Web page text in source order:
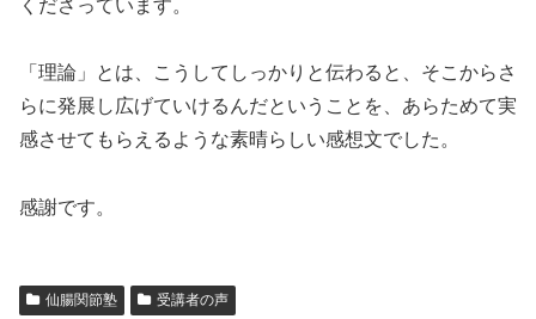
くださっています。
「理論」とは、こうしてしっかりと伝わると、そこからさ
らに発展し広げていけるんだということを、あらためて実
感させてもらえるような素晴らしい感想文でした。
感謝です。
仙腸関節塾 受講者の声